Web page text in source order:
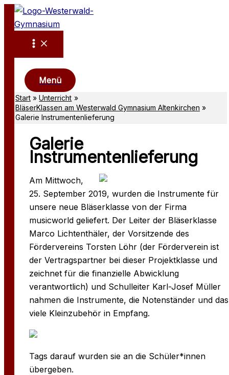
Zum
Inhalt
springen
Menü
Start
Unterricht
BläserKlassen am Westerwald Gymnasium Altenkirchen
Galerie Instrumentenlieferung
Galerie
Instrumentenlieferung
Am Mittwoch,
25. September 2019, wurden die Instrumente für
unsere neue Bläserklasse von der Firma
musicworld geliefert. Der Leiter der Bläserklasse
Marco Lichtenthäler, der Vorsitzende des
Fördervereins Torsten Löhr (der Förderverein ist
der Vertragspartner bei dieser Projektklasse und
zeichnet für die finanzielle Abwicklung
verantwortlich) und Schulleiter Karl-Josef Müller
nahmen die Instrumente, die Notenständer und das
viele Kleinzubehör in Empfang.
Tags darauf wurden sie an die Schüler*innen
übergeben.